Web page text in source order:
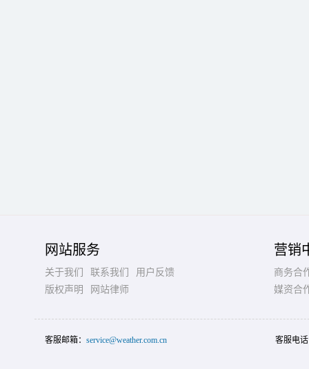
网站服务
关于我们 联系我们
用户反馈
版权声明
网站律师
营销
商务合
媒资合
客服邮箱： service@weather.com.cn 客服电